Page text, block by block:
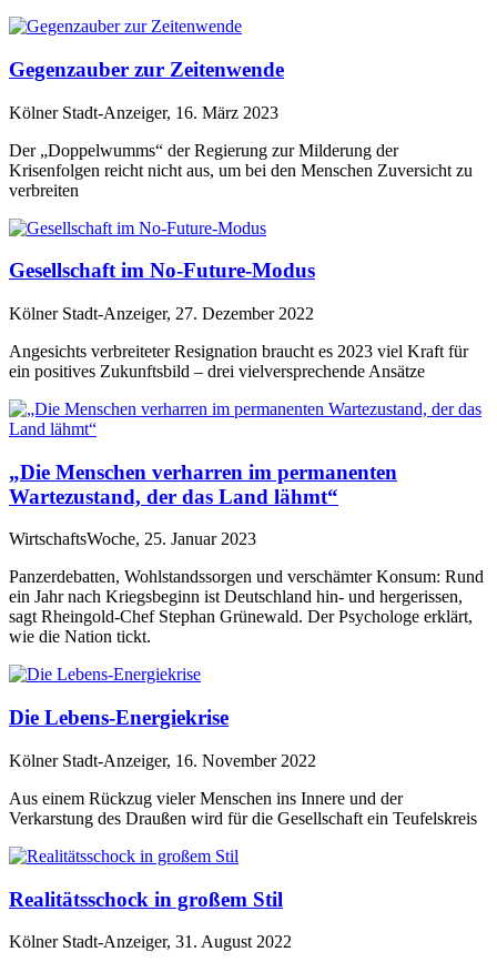
Gegenzauber zur Zeitenwende
Kölner Stadt-Anzeiger, 16. März 2023
Der „Doppelwumms“ der Regierung zur Milderung der
Krisenfolgen reicht nicht aus, um bei den Menschen Zuversicht zu
verbreiten
Gesellschaft im No-Future-Modus
Kölner Stadt-Anzeiger, 27. Dezember 2022
Angesichts verbreiteter Resignation braucht es 2023 viel Kraft für
ein positives Zukunftsbild – drei vielversprechende Ansätze
„Die Menschen verharren im permanenten
Wartezustand, der das Land lähmt“
WirtschaftsWoche, 25. Januar 2023
Panzerdebatten, Wohlstandssorgen und verschämter Konsum: Rund
ein Jahr nach Kriegsbeginn ist Deutschland hin- und hergerissen,
sagt Rheingold-Chef Stephan Grünewald. Der Psychologe erklärt,
wie die Nation tickt.
Die Lebens-Energiekrise
Kölner Stadt-Anzeiger, 16. November 2022
Aus einem Rückzug vieler Menschen ins Innere und der
Verkarstung des Draußen wird für die Gesellschaft ein Teufelskreis
Realitätsschock in großem Stil
Kölner Stadt-Anzeiger, 31. August 2022